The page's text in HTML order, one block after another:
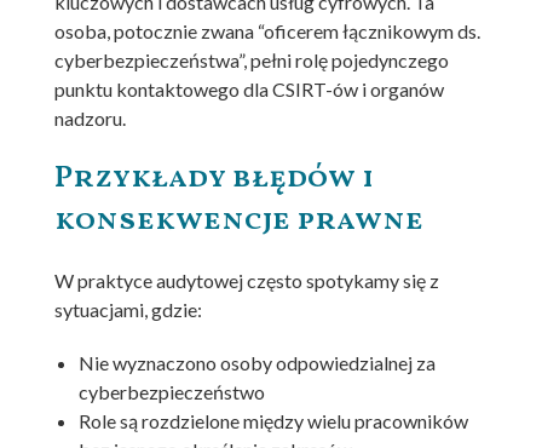
osoba, potocznie zwana “oficerem łącznikowym ds.
cyberbezpieczeństwa”, pełni rolę pojedynczego
punktu kontaktowego dla CSIRT-ów i organów
nadzoru.
Przykłady błędów i
konsekwencje prawne
W praktyce audytowej często spotykamy się z
sytuacjami, gdzie:
Nie wyznaczono osoby odpowiedzialnej za
cyberbezpieczeństwo
Role są rozdzielone między wielu pracowników